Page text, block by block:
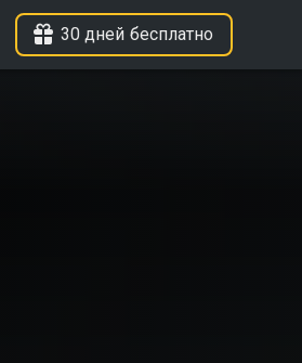
30 дней бесплатно